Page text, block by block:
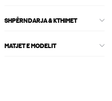
SHPËRNDARJA & KTHIMET
MATJET E MODELIT